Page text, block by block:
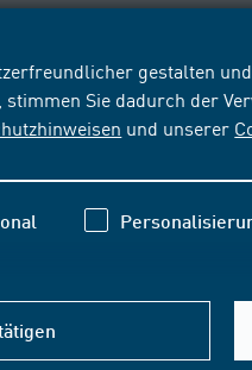
gestalten
Sie dadurch der
und unserer